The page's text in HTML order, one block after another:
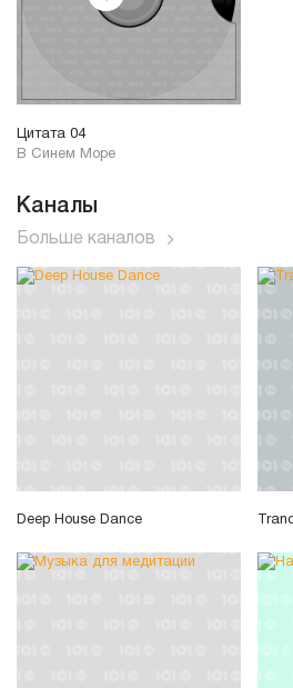
Цитата 04
В Синем Море
Каналы
Больше каналов
Deep House Dance